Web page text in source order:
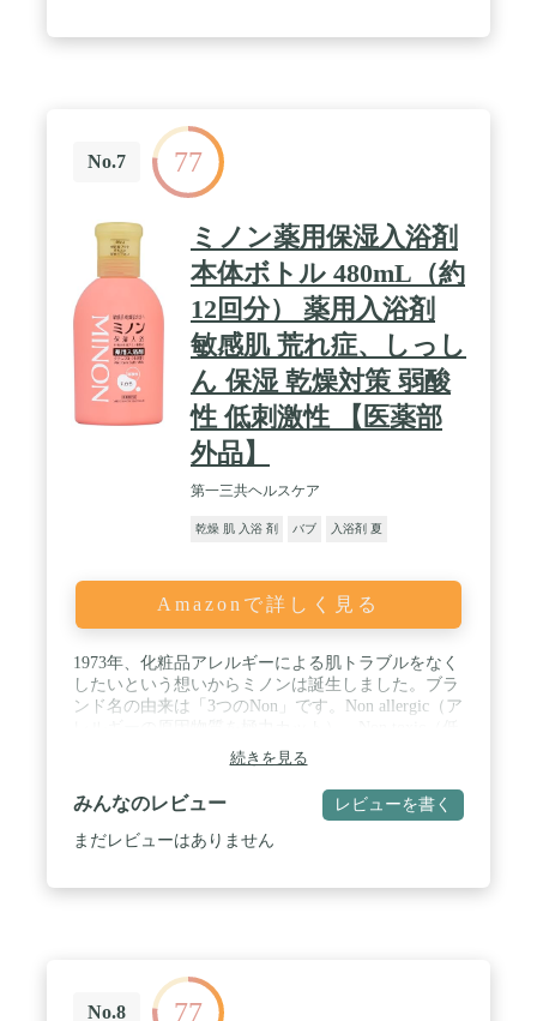
No.7 77
ミノン薬用保湿入浴剤
本体ボトル 480mL（約
12回分） 薬用入浴剤
敏感肌 荒れ症、しっし
ん 保湿 乾燥対策 弱酸
性 低刺激性 【医薬部
外品】
第一三共ヘルスケア
乾燥 肌 入浴 剤 バブ 入浴剤 夏
Amazonで詳しく見る
1973年、化粧品アレルギーによる肌トラブルをなく
したいという想いからミノンは誕生しました。ブラ
ンド名の由来は「3つのNon」です。Non allergic（ア
刺激性／低毒性）、Non alkaline（弱酸性／アルカリ
性でない） 開発当時から目指している"3つのこだわ
り"で、ミノンは赤ちゃんから高齢の方までお使い
いただけるために、今もこの考え方を守ったものづ
くりを続けています。 / ミノン薬用保湿入浴剤はバ
合」「入浴効果を高め、肌あれ・しっしんを和らげ
る薬用処方」「アレルギーの原因物質を極力カッ
続きを見る
みんなのレビュー レビューを書く
まだレビューはありません
No.8 77